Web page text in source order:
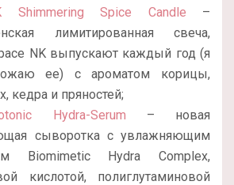
Shimmering Spice Candle –
лимитированная свеча,
NK выпускают каждый год (я
ее) с ароматом корицы,
кедра и пряностей;
Hydra-Serum – новая
сыворотка с увлажняющим
Biomimetic Hydra Complex,
кислотой, полиглутаминовой